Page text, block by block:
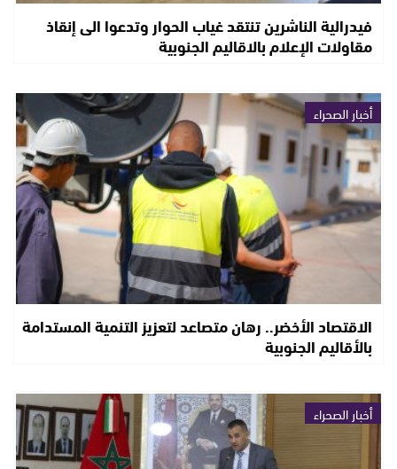
فيدرالية الناشرين تنتقد غياب الحوار وتدعوا الى إنقاذ
مقاولات الإعلام بالاقاليم الجنوبية
أخبار الصحراء
الاقتصاد الأخضر.. رهان متصاعد لتعزيز التنمية المستدامة
بالأقاليم الجنوبية
أخبار الصحراء